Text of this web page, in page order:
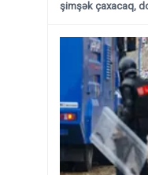
şimşək çaxacaq,